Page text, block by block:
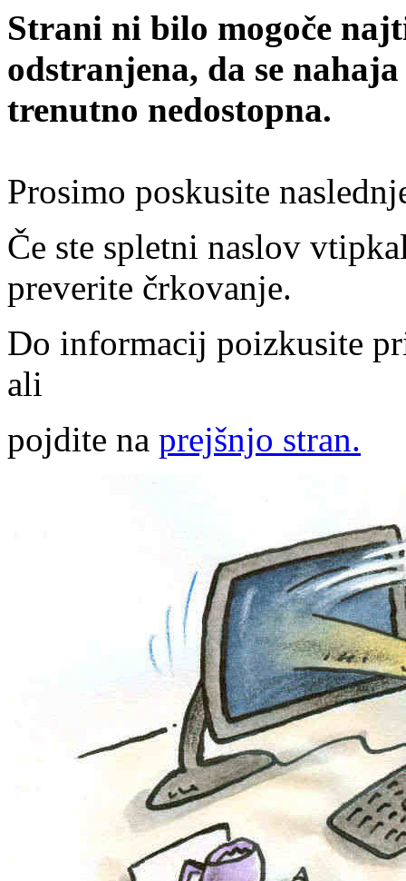
Strani ni bilo mogoče
odstranjena, da se
trenutno nedostopna.
Prosimo poskusite
Če ste spletni naslov
preverite črkovanje.
Do informacij poizkusite
ali
pojdite na prejšnjo stran.